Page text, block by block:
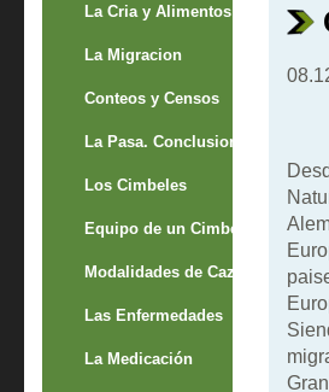
La Cria y Alimentos
La Migracion
Conteos y Censos
La Pasa. Conclusion
Los Cimbeles
Equipo de un Cimbelero
Modalidades de Caza
Las Enfermedades
La Medicación